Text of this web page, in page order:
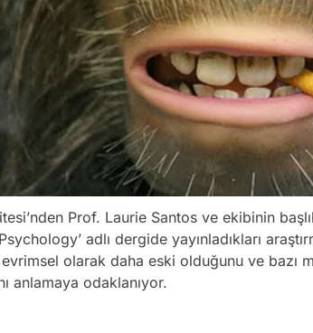
Prof. Laurie Santos ve ekibinin
adlı dergide yayınladıkları
olarak daha eski olduğunu ve bazı
anlamaya odaklanıyor.